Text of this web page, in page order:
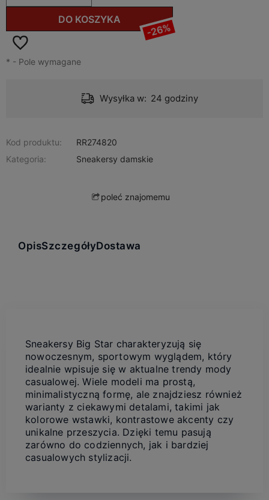
DO KOSZYKA
-26%
* - Pole wymagane
Wysyłka w: 24 godziny
Kod produktu:
RR274820
Kategoria:
Sneakersy damskie
poleć znajomemu
OpisSzczegółyDostawa
Sneakersy Big Star charakteryzują się
nowoczesnym, sportowym wyglądem, który
idealnie wpisuje się w aktualne trendy mody
casualowej. Wiele modeli ma prostą,
minimalistyczną formę, ale znajdziesz również
warianty z ciekawymi detalami, takimi jak
kolorowe wstawki, kontrastowe akcenty czy
unikalne przeszycia. Dzięki temu pasują
zarówno do codziennych, jak i bardziej
casualowych stylizacji.